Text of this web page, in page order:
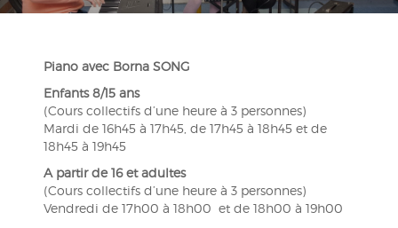
Piano avec Borna SONG
Enfants 8/15 ans
(Cours collectifs d’une heure à 3 personnes)
Mardi de 16h45 à 17h45, de 17h45 à 18h45 et de
18h45 à 19h45
A partir de 16 et adultes
(Cours collectifs d’une heure à 3 personnes)
Vendredi de 17h00 à 18h00 et de 18h00 à 19h00